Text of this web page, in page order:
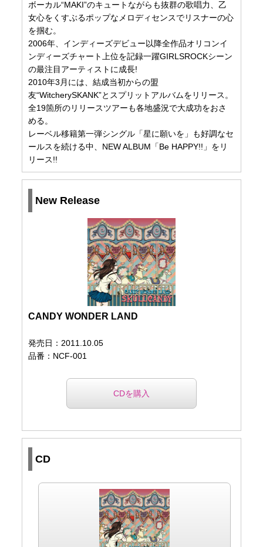
ボーカル“MAKI”のキュートながらも抜群の歌唱力、乙
女心をくすぶるポップなメロディセンスでリスナーの心
を掴む。
2006年、インディーズデビュー以降全作品オリコンイ
ンディーズチャート上位を記録一躍GIRLSROCKシーン
の最注目アーティストに成長!
2010年3月には、結成当初からの盟
友“WitcherySKANK”とスプリットアルバムをリリース。
全19箇所のリリースツアーも各地盛況で大成功をおさ
める。
レーベル移籍第一弾シングル「星に願いを」も好調なセ
ールスを続ける中、NEW ALBUM「Be HAPPY!!」をリ
リース!!
New Release
CANDY WONDER LAND
発売日：2011.10.05
品番：NCF-001
CDを購入
CD